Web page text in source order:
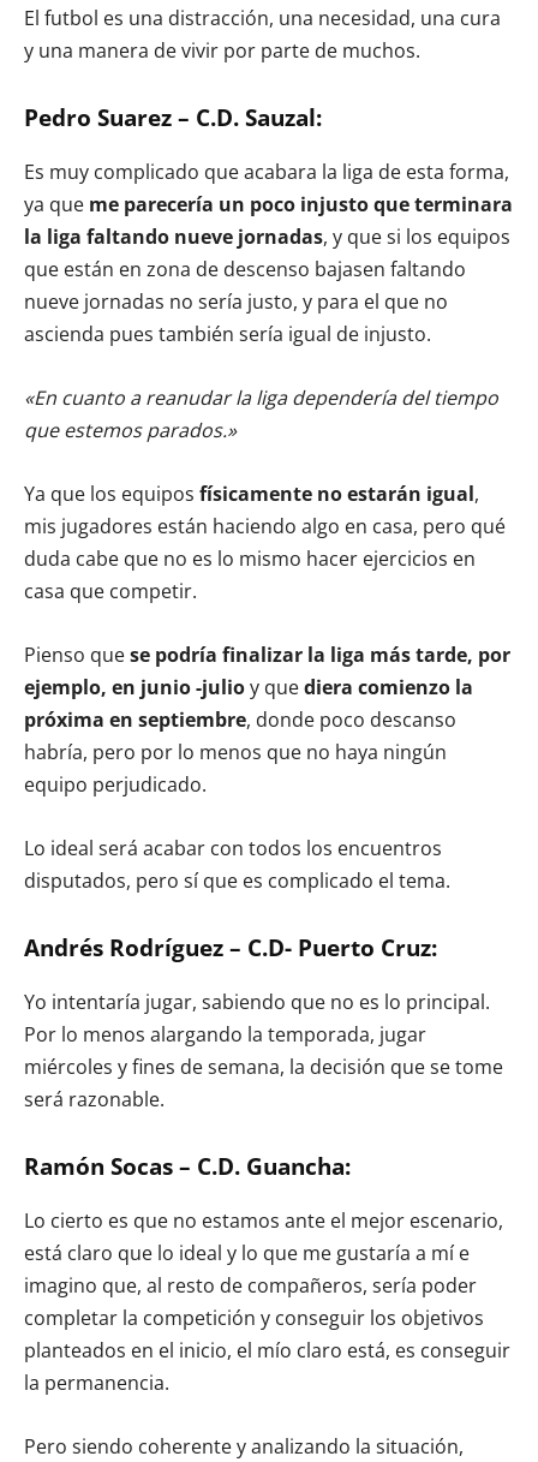
El futbol es una distracción, una necesidad, una cura
y una manera de vivir por parte de muchos.
Pedro Suarez – C.D. Sauzal:
Es muy complicado que acabara la liga de esta forma,
ya que me parecería un poco injusto que terminara
la liga faltando nueve jornadas, y que si los equipos
que están en zona de descenso bajasen faltando
nueve jornadas no sería justo, y para el que no
ascienda pues también sería igual de injusto.
«En cuanto a reanudar la liga dependería del tiempo
que estemos parados.»
Ya que los equipos físicamente no estarán igual,
mis jugadores están haciendo algo en casa, pero qué
duda cabe que no es lo mismo hacer ejercicios en
casa que competir.
Pienso quese podría finalizar la liga más tarde, por
ejemplo, en junio -julioy quediera comienzo la
próxima en septiembre, donde poco descanso
habría, pero por lo menos que no haya ningún
equipo perjudicado.
Lo ideal será acabar con todos los encuentros
disputados, pero sí que es complicado el tema.
Andrés Rodríguez – C.D- Puerto Cruz:
Yo intentaría jugar, sabiendo que no es lo principal.
Por lo menos alargando la temporada, jugar
miércoles y fines de semana, la decisión que se tome
será razonable.
Ramón Socas – C.D. Guancha:
Lo cierto es que no estamos ante el mejor escenario,
está claro que lo ideal y lo que me gustaría a mí e
imagino que, al resto de compañeros, sería poder
completar la competición y conseguir los objetivos
planteados en el inicio, el mío claro está, es conseguir
la permanencia.
Pero siendo coherente y analizando la situación,